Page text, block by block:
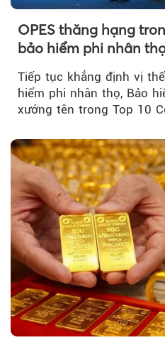
OPES thăng hạng
bảo hiểm phi nhân
Tiếp tục khẳng định vị
hiểm phi nhân thọ, Bảo
xướng tên trong Top 10